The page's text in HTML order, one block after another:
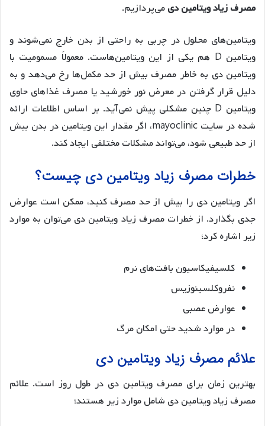
مصرف زیاد ویتامین دیمی‌پردازیم.
ویتامین‌های محلول در چربی به راحتی از بدن خارج نمی‌شوند و
ویتامین D هم یکی از این ویتامین‌هاست. معمولاً مسمومیت با
ویتامین دی به خاطر مصرف بیش از حد مکمل‌ها رخ می‌دهد و به
دلیل قرار گرفتن در معرض نور خورشید یا مصرف غذاهای حاوی
ویتامین D چنین مشکلی پیش نمی‌آید. بر اساس اطلاعات ارائه
شده در سایت mayoclinic، اگر مقدار این ویتامین در بدن بیش
از حد طبیعی شود، می‌تواند مشکلات مختلفی ایجاد کند.
خطرات مصرف زیاد ویتامین دی چیست؟
اگر ویتامین دی را بیش از حد مصرف کنید، ممکن است عوارض
جدی بگذارد. از خطرات مصرف زیاد ویتامین دی می‌توان به موارد
زیر اشاره کرد؛
کلسیفیکاسیون بافت‌های نرم
نفروکلسینوزیس
عوارض عصبی
در موارد شدید حتی امکان مرگ
علائم مصرف زیاد ویتامین دی
بهترین زمان برای مصرف ویتامین دی در طول روز است. علائم
مصرف زیاد ویتامین دی شامل موارد زیر هستند؛